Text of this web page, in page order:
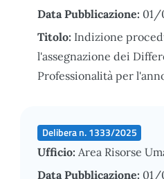
Data Pubblicazione: 01/
Titolo: Indizione
l'assegnazione dei
Professionalità per
Delibera n. 1333/2025
Ufficio: Area Risorse
Data Pubblicazione: 01/